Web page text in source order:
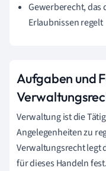
Gewerberecht, das
Erlaubnissen regelt
Aufgaben und
Verwaltung ist die
Angelegenheiten zu
Verwaltungsrecht legt
für dieses Handeln